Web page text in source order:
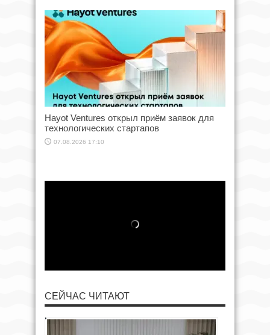
Hayot Ventures открыл приём заявок для
технологических стартапов
07.08.2026 17:10
СЕЙЧАС ЧИТАЮТ